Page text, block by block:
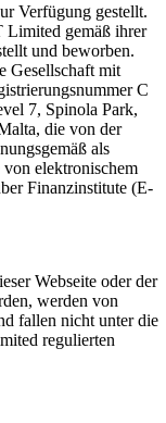
Verfügung gestellt.
gemäß ihrer
und beworben.
Gesellschaft mit
C
7, Spinola Park,
die von der
als
elektronischem
Finanzinstitute (E-
Webseite oder der
werden von
fallen nicht unter die
regulierten